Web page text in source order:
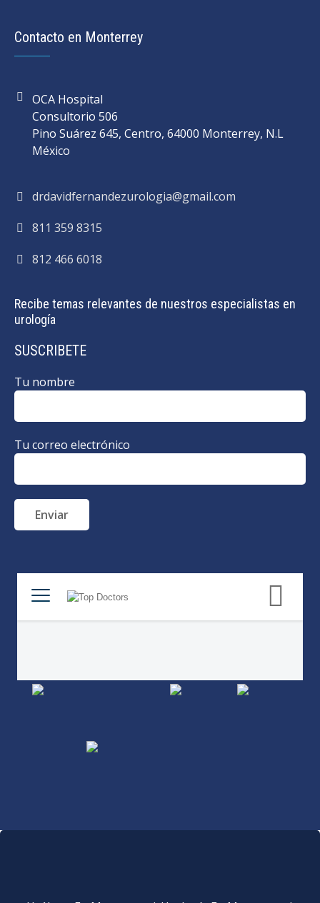
Contacto en Monterrey
OCA Hospital
Consultorio 506
Pino Suárez 645, Centro, 64000 Monterrey, N.L
México
drdavidfernandezurologia@gmail.com
811 359 8315
812 466 6018
Recibe temas relevantes de nuestros especialistas en
urología
SUSCRIBETE
Tu nombre
Tu correo electrónico